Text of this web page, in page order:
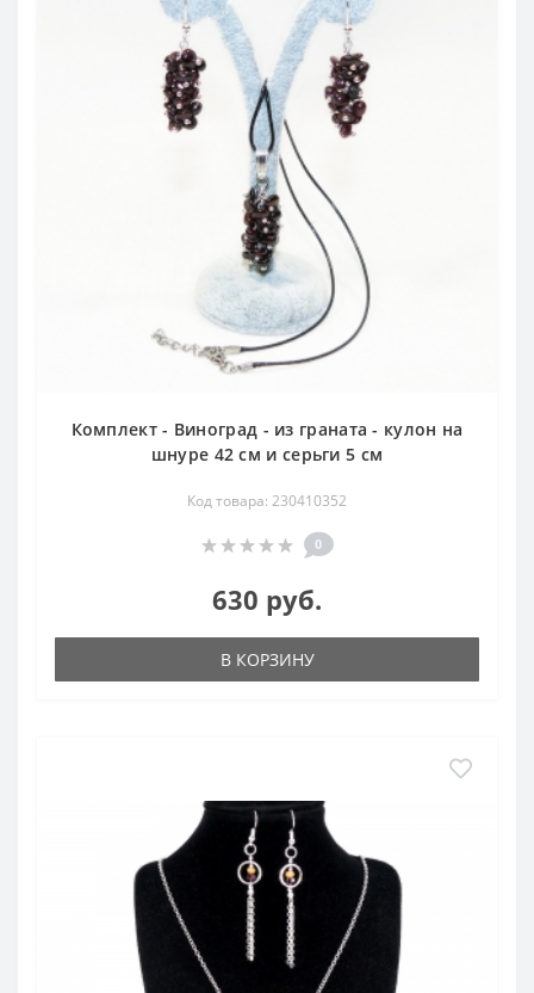
Комплект - Виноград - из граната - кулон на
шнуре 42 см и серьги 5 см
Код товара: 230410352
0
630 руб.
В КОРЗИНУ